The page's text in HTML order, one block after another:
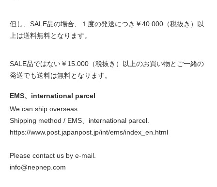
但し、SALE品の場合、１度の発送につき￥40.000（税抜き）以
上は送料無料となります。
SALE品ではない￥15.000（税抜き）以上のお買い物とご一緒の
発送でも送料は無料となります。
EMS、international parcel
We can ship overseas.
Shipping method / EMS、international parcel.
https://www.post.japanpost.jp/int/ems/index_en.html
Please contact us by e-mail.
info@nepnep.com